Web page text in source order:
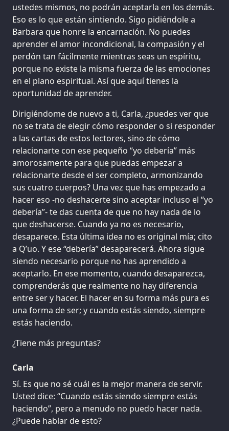
ustedes mismos, no podrán aceptarla en los demás.
Eso es lo que están sintiendo. Sigo pidiéndole a
Barbara que honre la encarnación. No puedes
aprender el amor incondicional, la compasión y el
perdón tan fácilmente mientras seas un espíritu,
porque no existe la misma fuerza de las emociones
en el plano espiritual. Así que aquí tienes la
oportunidad de aprender.
Dirigiéndome de nuevo a ti, Carla, ¿puedes ver que
no se trata de elegir cómo responder o si responder
a las cartas de estos lectores, sino de cómo
relacionarte con ese pequeño “yo debería” más
amorosamente para que puedas empezar a
relacionarte desde el ser completo, armonizando
sus cuatro cuerpos? Una vez que has empezado a
hacer eso -no deshacerte sino aceptar incluso el “yo
debería”- te das cuenta de que no hay nada de lo
que deshacerse. Cuando ya no es necesario,
desaparece. Esta última idea no es original mía; cito
a Q’uo. Y ese “debería” desaparecerá. Ahora sigue
siendo necesario porque no has aprendido a
aceptarlo. En ese momento, cuando desaparezca,
comprenderás que realmente no hay diferencia
entre ser y hacer. El hacer en su forma más pura es
una forma de ser; y cuando estás siendo, siempre
estás haciendo.
¿Tiene más preguntas?
Carla
Sí. Es que no sé cuál es la mejor manera de servir.
Usted dice: “Cuando estás siendo siempre estás
haciendo”, pero a menudo no puedo hacer nada.
¿Puede hablar de esto?